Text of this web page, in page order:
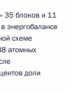
35 блоков и 11
энергобалансе
схеме
атомных
доли